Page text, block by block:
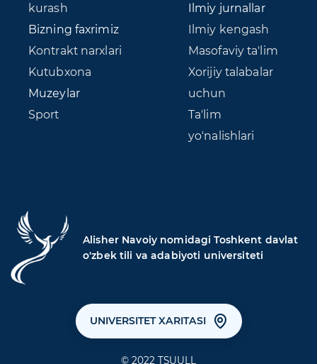
Alisher Navoiy nomidagi Toshkent davlat
o'zbek tili va adabiyoti universiteti
UNIVERSITET XARITASI
© 2022 TSUULL
kurash
Bizning faxrimiz
Kontrakt narxlari
Kutubxona
Muzeylar
Sport
Ilmiy jurnallar
Ilmiy kengash
Masofaviy ta'lim
Xorijiy talabalar
uchun
Ta'lim
yo'nalishlari